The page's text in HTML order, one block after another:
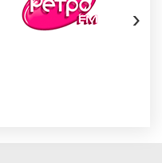
›